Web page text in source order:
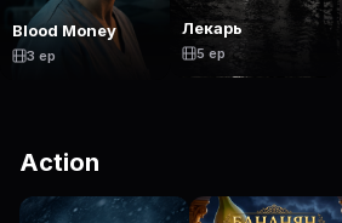
Blood Money
3 ep
Лекарь
5 ep
Action